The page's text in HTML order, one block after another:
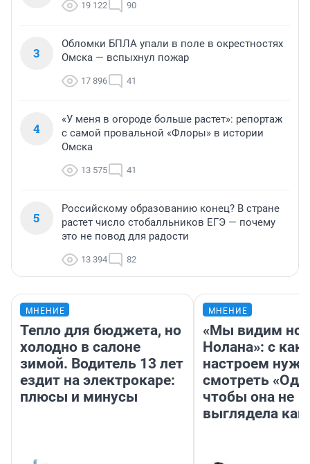
19 122 90
3
Обломки БПЛА упали в поле в окрестностях
Омска — вспыхнул пожар
17 896 41
4
«У меня в огороде больше растет»: репортаж
с самой провальной «Флоры» в истории
Омска
13 575 41
5
Российскому образованию конец? В стране
растет число стобалльников ЕГЭ — почему
это не повод для радости
13 394 82
МНЕНИЕ
Тепло для бюджета, но
холодно в салоне
зимой. Водитель 13 лет
ездит на электрокаре:
плюсы и минусы
МНЕНИЕ
«Мы видим
Нолана»: с
настроем
смотреть
чтобы она не
выглядела как